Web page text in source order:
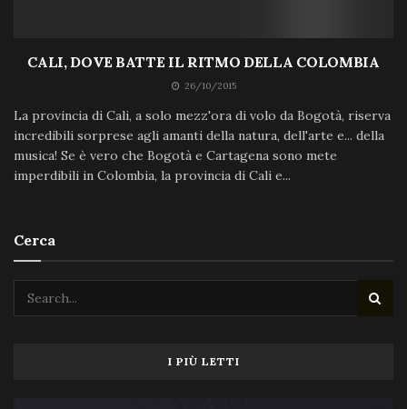
CALI, DOVE BATTE IL RITMO DELLA COLOMBIA
26/10/2015
La provincia di Cali, a solo mezz'ora di volo da Bogotà, riserva
incredibili sorprese agli amanti della natura, dell'arte e... della
musica! Se è vero che Bogotà e Cartagena sono mete
imperdibili in Colombia, la provincia di Cali e...
Cerca
I PIÙ LETTI